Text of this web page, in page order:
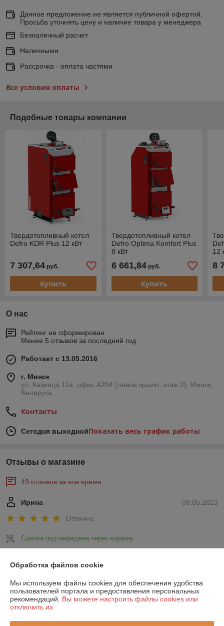
Данное предложение не является публичной офертой.
Просьба уточнять цену и наличие товара у менеджера
Безналичный расчет
Наличными
Рассрочка - оплата частями
Все условия оплаты
Подобные товары компании
Твердотопливный котел
Defro KDR Plus 12 кВт
7 307,64 руб.
Купить
Твердотопливный котел
Defro Optima Komfort Plus
8 кВт
6 661,84руб.
Купить
12
8
О нас
Рейтинг не сформирован
Менее 5 отзывов за последний год
Работает с 13.05.2016
г. Минск
ул. Казинца 11а, офис А204 (левое крыло, этаж 2), Минск,
Беларусь
Контакты
Сегодня выходнойПоказать весь график работы
Отзывы о магазине
49 отзывов за всё время
09.05.2023
Ирина
Отлично
Сделка подтверждена через корзину
Вячеслав
Отлично
Покупал отопительный котел. Был в наличии и цена оказалась
Обработка файлов cookie
Мы используем файлы cookies для обеспечения удобства
пользователей портала и предоставления персональных
рекомендаций. Вы можете настроить файлы cookies или
отключить их.